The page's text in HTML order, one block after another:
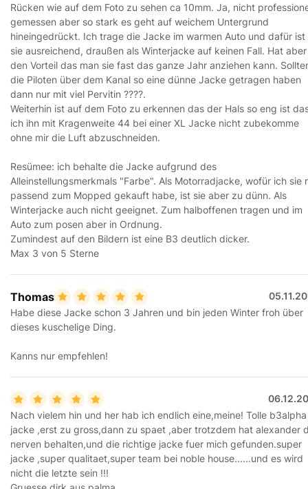
Rücken wie auf dem Foto zu sehen ca 10mm. Ja, nicht
gemessen aber so stark es geht auf weichem Untergrund
hineingedrückt. Ich trage die Jacke im warmen Auto und dafür ist
sie ausreichend, draußen als Winterjacke auf keinen Fall. Hat aber
den Vorteil das man sie fast das ganze Jahr anziehen kann.
die Piloten über dem Kanal so eine dünne Jacke getragen haben
dann nur mit viel Pervitin ????.
Weiterhin ist auf dem Foto zu erkennen das der Hals so eng ist
ich ihn mit Kragenweite 44 bei einer XL Jacke nicht zubekomme
ohne mir die Luft abzuschneiden.
Resümee: ich behalte die Jacke aufgrund des
Alleinstellungsmerkmals "Farbe". Als Motorradjacke, wofür ich sie
passend zum Mopped gekauft habe, ist sie aber zu dünn. Als
Winterjacke auch nicht geeignet. Zum halboffenen tragen und im
Auto zum posen aber in Ordnung.
Zumindest auf den Bildern ist eine B3 deutlich dicker.
Max 3 von 5 Sterne
Thomas
Habe diese Jacke schon 3 Jahren und bin jeden Winter froh über
dieses kuschelige Ding.
Kanns nur empfehlen!
Nach vielem hin und her hab ich endlich eine,meine! Tolle b3alpha
jacke ,erst zu gross,dann zu spaet ,aber trotzdem hat alexander
nerven behalten,und die richtige jacke fuer mich gefunden.super
jacke ,super qualitaet,super team bei noble house......und es wird
nicht die letzte sein !!!